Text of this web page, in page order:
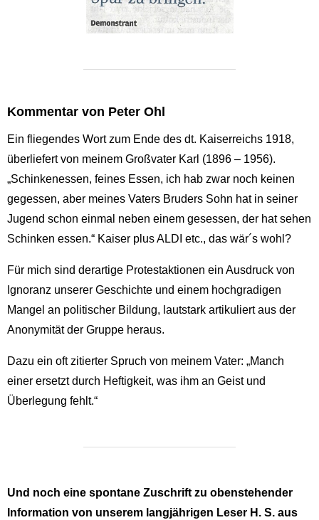
Kommentar von Peter Ohl
Ein fliegendes Wort zum Ende des dt. Kaiserreichs 1918,
überliefert von meinem Großvater Karl (1896 – 1956).
„Schinkenessen, feines Essen, ich hab zwar noch keinen
gegessen, aber meines Vaters Bruders Sohn hat in seiner
Jugend schon einmal neben einem gesessen, der hat sehen
Schinken essen.“ Kaiser plus ALDI etc., das wär´s wohl?
Für mich sind derartige Protestaktionen ein Ausdruck von
Ignoranz unserer Geschichte und einem hochgradigen
Mangel an politischer Bildung, lautstark artikuliert aus der
Anonymität der Gruppe heraus.
Dazu ein oft zitierter Spruch von meinem Vater: „Manch
einer ersetzt durch Heftigkeit, was ihm an Geist und
Überlegung fehlt.“
Und noch eine spontane Zuschrift zu obenstehender
Information von unserem langjährigen Leser H. S. aus